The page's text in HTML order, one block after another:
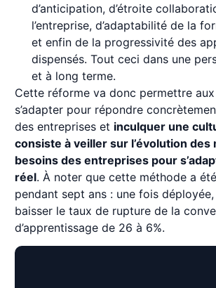
d’anticipation, d’étroite
l’entreprise, d’adaptabilité de la
et enfin de la progressivité des
dispensés. Tout ceci dans une
et à long terme.
Cette réforme va donc permettre
s’adapter pour répondre
des entreprises et inculquer une
consiste à veiller sur l’évolution
besoins des entreprises pour
réel. À noter que cette méthode a
pendant sept ans : une fois
baisser le taux de rupture de la
d’apprentissage de 26 à 6%.